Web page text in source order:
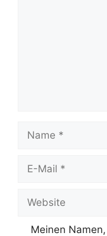
Mail
Meinen